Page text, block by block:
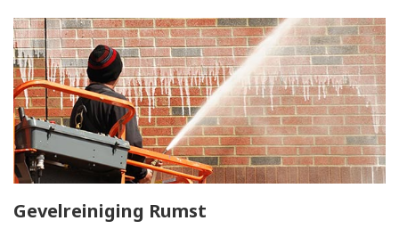
Gevelreiniging Rumst